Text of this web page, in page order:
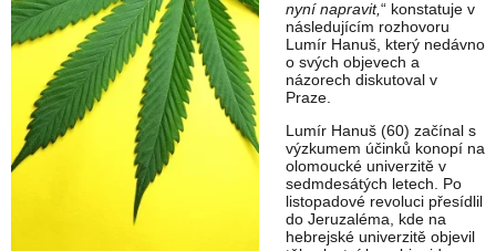
nyní napravit,“ konstatuje v
následujícím rozhovoru
Lumír Hanuš, který nedávno
o svých objevech a
názorech diskutoval v
Praze.
Lumír Hanuš (60) začínal s
výzkumem účinků konopí na
olomoucké univerzitě v
sedmdesátých letech. Po
listopadové revoluci přesídlil
do Jeruzaléma, kde na
hebrejské univerzitě objevil